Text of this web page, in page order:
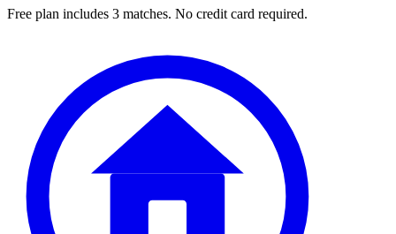
Free plan includes 3 matches. No credit card required.